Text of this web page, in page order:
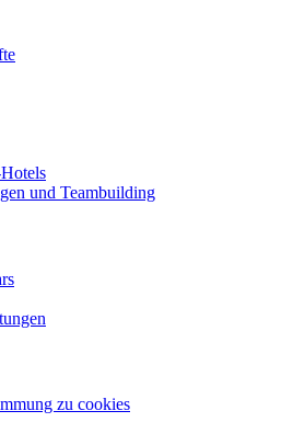
und Teambuilding
zu cookies